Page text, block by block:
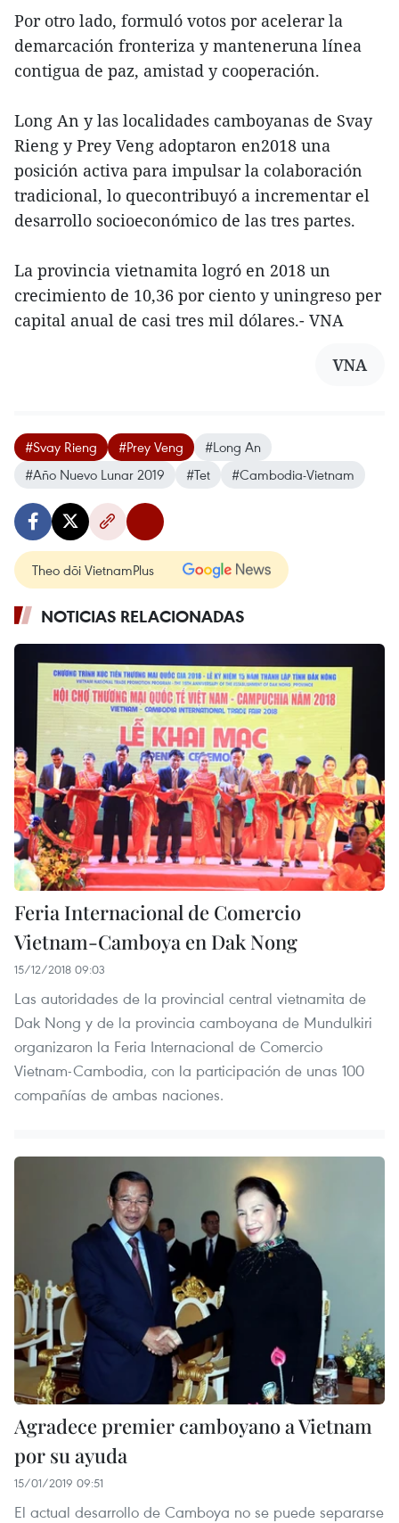
Por otro lado, formuló votos por acelerar la
demarcación fronteriza y manteneruna línea
contigua de paz, amistad y cooperación.
Long An y las localidades camboyanas de Svay
Rieng y Prey Veng adoptaron en2018 una
posición activa para impulsar la colaboración
tradicional, lo quecontribuyó a incrementar el
desarrollo socioeconómico de las tres partes.
La provincia vietnamita logró en 2018 un
crecimiento de 10,36 por ciento y uningreso per
capital anual de casi tres mil dólares.- VNA
VNA
#Svay Rieng #Prey Veng
#Long An
#Año Nuevo Lunar 2019
#Tet #Cambodia-Vietnam
Theo dõi VietnamPlus
NOTICIAS RELACIONADAS
Feria Internacional de Comercio
Vietnam-Camboya en Dak Nong
15/12/2018 09:03
Las autoridades de la provincial central vietnamita de
Dak Nong y de la provincia camboyana de Mundulkiri
organizaron la Feria Internacional de Comercio
Vietnam-Cambodia, con la participación de unas 100
compañías de ambas naciones.
Agradece premier camboyano a Vietnam
por su ayuda
15/01/2019 09:51
El actual desarrollo de Camboya no se puede separarse